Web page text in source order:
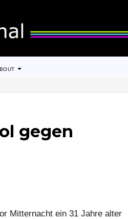
gegen
Mitternacht ein 31 Jahre alter